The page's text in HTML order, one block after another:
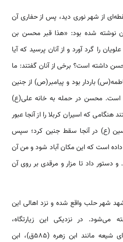
در نقطه‌ای از شهر نوری دید، پس از حفاری آن
نوشته شده بود: «هذا قبر محسن بن
را گرد آورد و از آنان پرسید که آیا
داشته است؟ برخی از آنان گفتند: ما
باردار بود و پیامبر(ص) از جنین
است. محسن در حمله به خانه علی(ع)
که اسیران کربلا را از آنجا عبور
(ع) در آنجا سقط جنین کرد؛ سپس
است که این مکان آباد شود و من آن
دستور داد تا مزار و مرقدی بر روی آن
شهر حلب واقع شده و نزد اهالی این
در نزدیکی این زیارتگاه،
مشهدالنقطه و قبور برخی علمای شیعه مانند ابن زهره (۵۸۵ق)، ابن